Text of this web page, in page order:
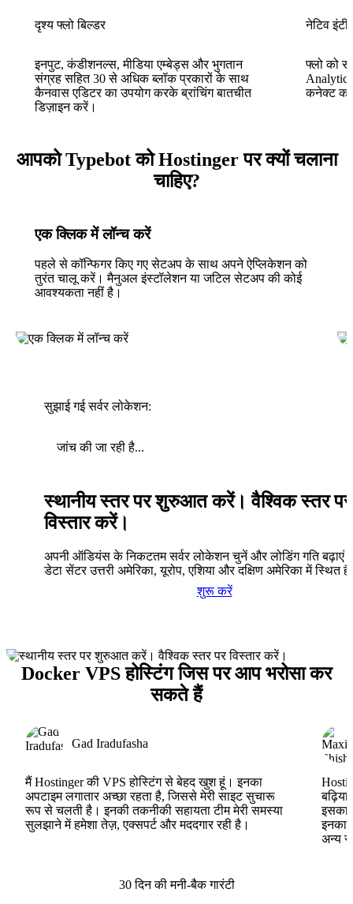
दृश्य फ्लो बिल्डर
इनपुट, कंडीशनल्स, मीडिया एम्बेड्स और भुगतान
संग्रह सहित 30 से अधिक ब्लॉक प्रकारों के साथ
कैनवास एडिटर का उपयोग करके ब्रांचिंग बातचीत
डिज़ाइन करें।
नेटिव
फ्लो को
कनेक्ट
आपको Typebot को Hostinger पर क्यों चलाना
चाहिए?
एक क्लिक में लॉन्च करें
पहले से कॉन्फिगर किए गए सेटअप के साथ अपने ऐप्लिकेशन को
तुरंत चालू करें। मैनुअल इंस्टॉलेशन या जटिल सेटअप की कोई
आवश्यकता नहीं है।
सुझाई गई सर्वर लोकेशन:
जांच की जा रही है...
स्थानीय स्तर पर शुरुआत करें। वैश्विक स्तर पर
विस्तार करें।
अपनी ऑडियंस के निकटतम सर्वर लोकेशन चुनें और लोडिंग गति बढ़ाएं।
डेटा सेंटर उत्तरी अमेरिका, यूरोप, एशिया और दक्षिण अमेरिका में स्थित
शुरू करें
Docker VPS होस्टिंग जिस पर आप भरोसा कर
सकते हैं
Gad Iradufasha
मैं Hostinger की VPS होस्टिंग से बेहद खुश हूं। इनका
अपटाइम लगातार अच्छा रहता है, जिससे मेरी साइट सुचारू
रूप से चलती है। इनकी तकनीकी सहायता टीम मेरी समस्या
सुलझाने में हमेशा तेज़, एक्सपर्ट और मददगार रही है।
इसका
इनका
अन्य
30 दिन की मनी-बैक गारंटी